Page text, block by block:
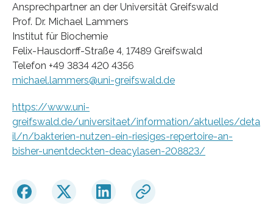
Ansprechpartner an der Universität Greifswald
Prof. Dr. Michael Lammers
Institut für Biochemie
Felix-Hausdorff-Straße 4, 17489 Greifswald
Telefon +49 3834 420 4356
michael.lammers@uni-greifswald.de
https://www.uni-
greifswald.de/universitaet/information/aktuelles/deta
il/n/bakterien-nutzen-ein-riesiges-repertoire-an-
bisher-unentdeckten-deacylasen-208823/